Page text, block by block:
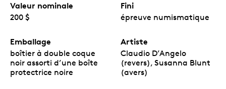
Valeur nominale
200 $
Fini
épreuve numismatique
Emballage
boîtier à double coque
noir assorti d’une boîte
protectrice noire
Artiste
Claudio D’Angelo
(revers), Susanna Blunt
(avers)